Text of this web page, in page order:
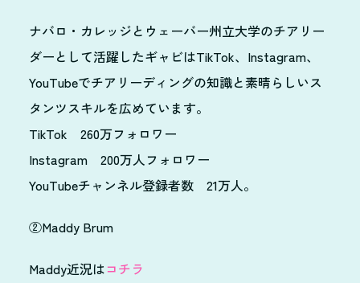
ナバロ・カレッジとウェーバー州立大学のチアリー
ダーとして活躍したギャビはTikTok、Instagram、
YouTubeでチアリーディングの知識と素晴らしいス
タンツスキルを広めています。
TikTok 260万フォロワー
Instagram 200万人フォロワー
YouTubeチャンネル登録者数 21万人。
②Maddy Brum
Maddy近況はコチラ